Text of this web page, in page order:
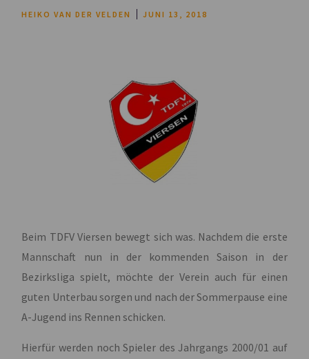
HEIKO VAN DER VELDEN JUNI 13, 2018
Beim TDFV Viersen bewegt sich was. Nachdem die erste
Mannschaft nun in der kommenden Saison in der
Bezirksliga spielt, möchte der Verein auch für einen
guten Unterbau sorgen und nach der Sommerpause eine
A-Jugend ins Rennen schicken.
Hierfür werden noch Spieler des Jahrgangs 2000/01 auf